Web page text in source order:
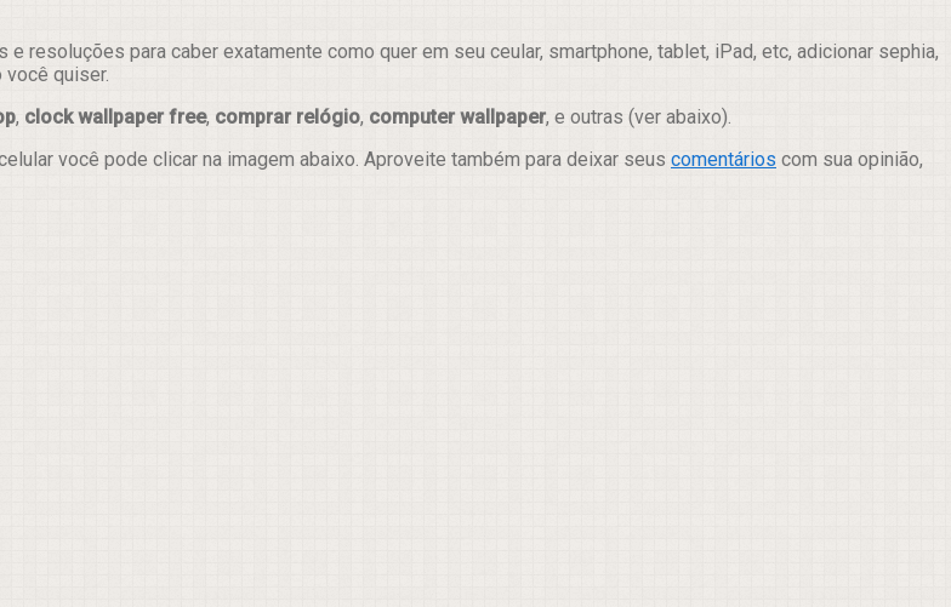
resoluções para caber exatamente como quer em seu ceular, smartphone, tablet, iPad, etc, adicionar sephia,
você quiser.
, clock wallpaper free, comprar relógio, computer wallpaper, e outras (ver abaixo).
você pode clicar na imagem abaixo. Aproveite também para deixar seus comentários com sua opinião,